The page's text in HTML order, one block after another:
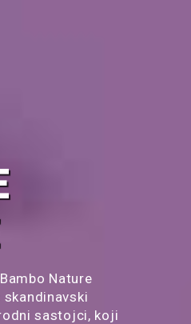
Nature
skandinavski
sastojci, koji